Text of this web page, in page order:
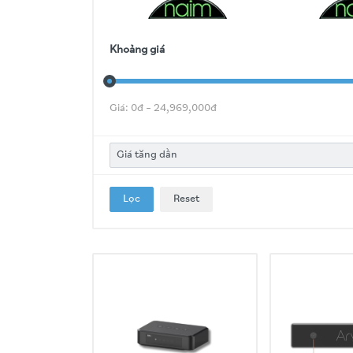
Khoảng giá
Giá: 0đ – 24,969,000đ
Lọc Reset